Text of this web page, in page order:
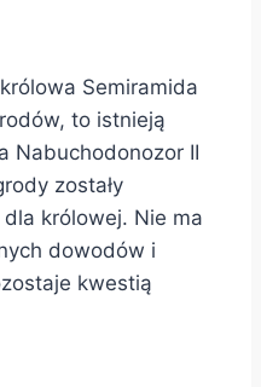
Semiramida
to istnieją
Nabuchodonozor II
zostały
królowej. Nie ma
dowodów i
kwestią